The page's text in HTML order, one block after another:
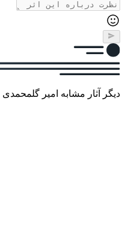
دیگر آثار مشابه امیر گلمحمدی